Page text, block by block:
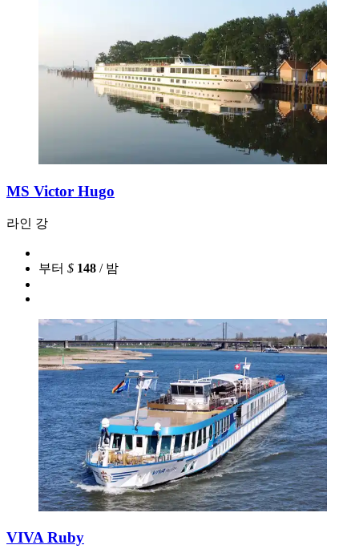
MS Victor Hugo
라인 강
부터 $ 148 / 밤
VIVA Ruby